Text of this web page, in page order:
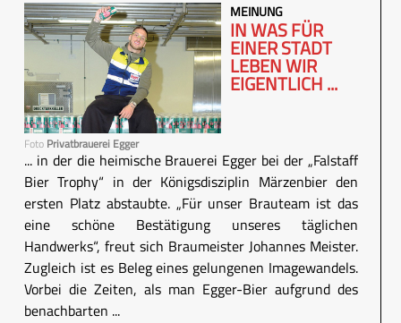
Foto Privatbrauerei Egger
MEINUNG
IN WAS FÜR
EINER STADT
LEBEN WIR
EIGENTLICH ...
... in der die heimische Brauerei Egger bei der „Falstaff
Bier Trophy“ in der Königsdisziplin Märzenbier den
ersten Platz abstaubte. „Für unser Brauteam ist das
eine schöne Bestätigung unseres täglichen
Handwerks“, freut sich Braumeister Johannes Meister.
Zugleich ist es Beleg eines gelungenen Imagewandels.
Vorbei die Zeiten, als man Egger-Bier aufgrund des
benachbarten ...